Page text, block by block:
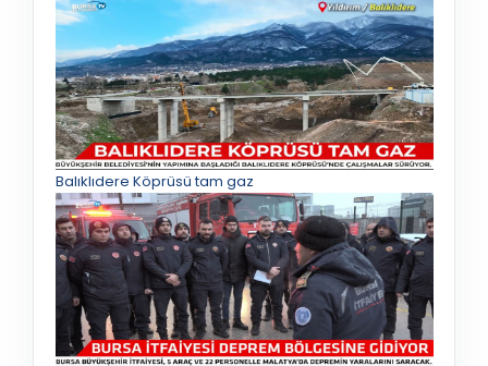
Balıklıdere Köprüsü tam gaz